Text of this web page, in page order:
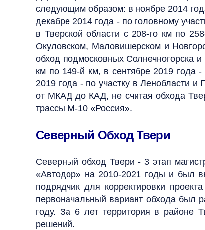
следующим образом: в ноябре 2014
декабре 2014 года - по головному
в Тверской области с 208-го км по
Окуловском, Маловишерском и
обход подмосковных Солнечногорска
км по 149-й км, в сентябре 2019 года
2019 года - по участку в Ленобласти и
от МКАД до КАД, не считая обхода
трассы М-10 «Россия».
Северный Обход Твери
Северный обход Твери - 3 этап
«Автодор» на 2010-2021 годы и был
подрядчик для корректировки
первоначальный вариант обхода был
году. За 6 лет территория в районе
решений.